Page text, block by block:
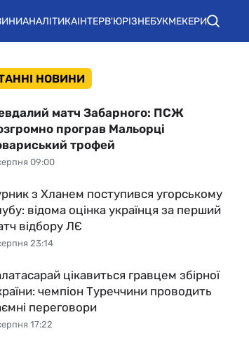
АНАЛІТИКАІНТЕРВ'ЮРІЗНЕБУКМЕКЕРИ
НОВИНИ
09:00
матч Забарного: ПСЖ
програв Мальорці
трофей
23:14
з Хланем поступився угорському
відома оцінка українця за перший
відбору ЛЄ
17:22
цікавиться гравцем збірної
чемпіон Туреччини проводить
переговори